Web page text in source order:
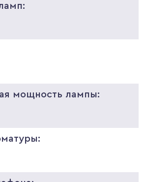
мощность лампы: